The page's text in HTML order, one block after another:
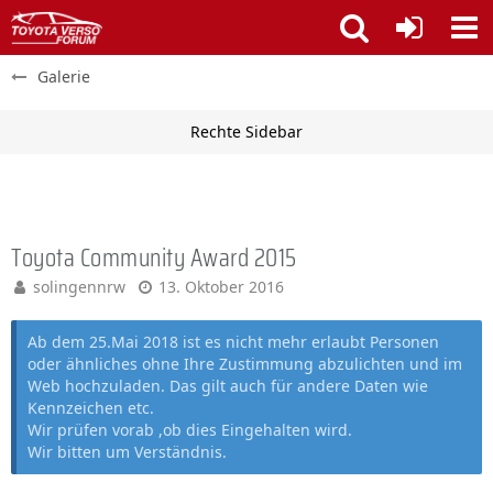
Galerie
Toyota Community Award 2015
solingennrw 13. Oktober 2016
Ab dem 25.Mai 2018 ist es nicht mehr erlaubt Personen
oder ähnliches ohne Ihre Zustimmung abzulichten und im
Web hochzuladen. Das gilt auch für andere Daten wie
Kennzeichen etc.
Wir prüfen vorab ,ob dies Eingehalten wird.
Wir bitten um Verständnis.